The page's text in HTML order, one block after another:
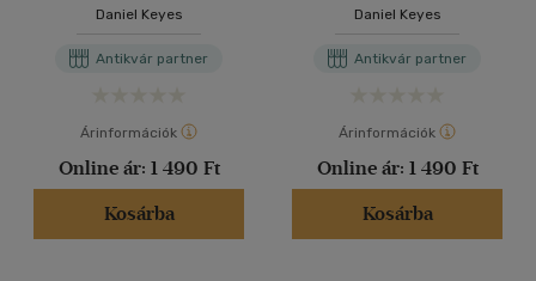
Daniel Keyes
Antikvár partner
Árinformációk
Online ár: 1 490 Ft
Kosárba
Daniel Keyes
Antikvár partner
Árinformációk
Online ár: 1 490 Ft
Kosárba